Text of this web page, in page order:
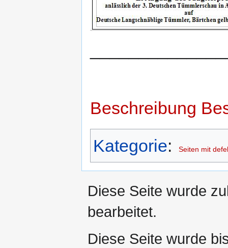
Beschreibung
Kategorie: Seiten mit
Diese Seite wurde
bearbeitet.
Diese Seite wurde